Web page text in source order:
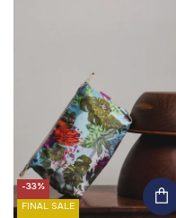
-33%
FINAL SALE